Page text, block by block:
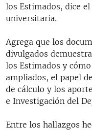
los Estimados, dice
universitaria.
Agrega que los
divulgados
los Estimados y
ampliados, el papel
de cálculo y los
e Investigación del
Entre los hallazgos